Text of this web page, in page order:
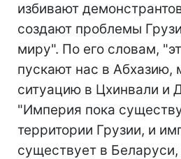
избивают
создают проблемы
миру". По его словам,
пускают нас в Абхазию,
ситуацию в Цхинвали и
"Империя пока
территории Грузии, и
существует в Беларуси,